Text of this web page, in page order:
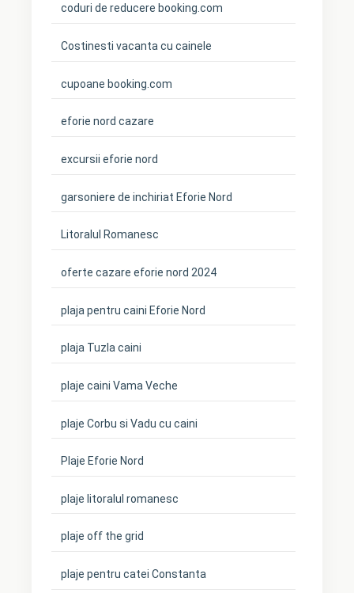
coduri de reducere booking.com
Costinesti vacanta cu cainele
cupoane booking.com
eforie nord cazare
excursii eforie nord
garsoniere de inchiriat Eforie Nord
Litoralul Romanesc
oferte cazare eforie nord 2024
plaja pentru caini Eforie Nord
plaja Tuzla caini
plaje caini Vama Veche
plaje Corbu si Vadu cu caini
Plaje Eforie Nord
plaje litoralul romanesc
plaje off the grid
plaje pentru catei Constanta